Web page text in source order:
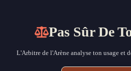
Pas Sûr De
L'Arbitre de l'Arène analyse ton usage et